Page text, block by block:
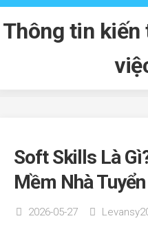
Skip
to
content
Thông tin
Soft Skills Là
Mềm Nhà
2026-05-27